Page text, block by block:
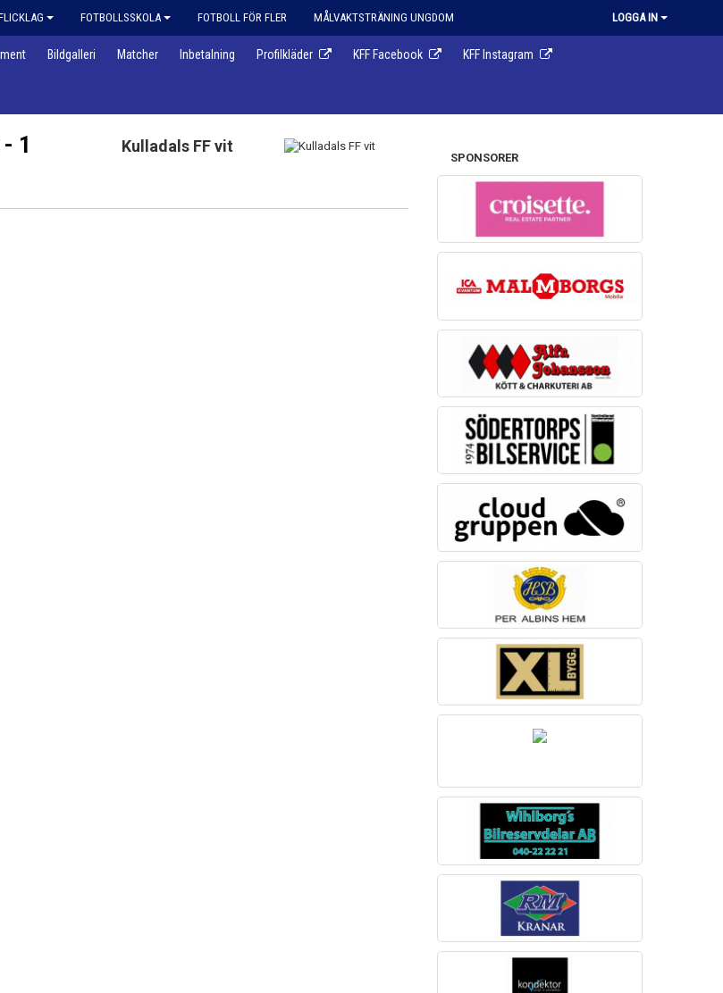
FOTBOLLSSKOLA FOTBOLL FÖR FLER MÅLVAKTSTRÄNING UNGDOM LOGGA IN
Bildgalleri Matcher Inbetalning Profilkläder KFF Facebook KFF Instagram
1 Kulladals FF vit
SPONSORER